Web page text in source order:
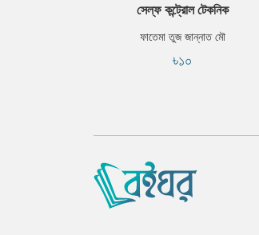
সেল্ফ কন্ট্রোল টেকনিক
ফাতেমা তুজ জান্নাত মৌ
৳১০